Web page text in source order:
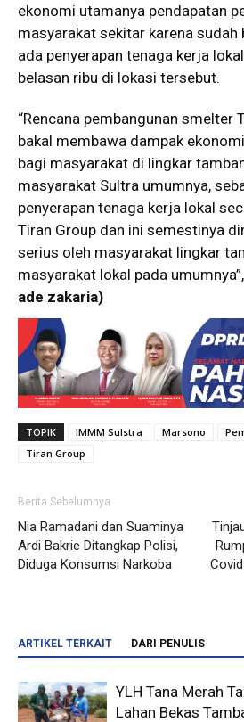
ekonomi utamanya pendapatan
masyarakat sekitar karena sudah
ada penyerapan tenaga kerja
belasan ribu di lokasi tersebut.
“Rencana pembangunan smelter
bakal membawa dampak
bagi masyarakat di lingkar
masyarakat Sultra umumnya,
penyerapan tenaga kerja lokal
Tiran Group dan ini semestinya
serius oleh masyarakat lingkar
masyarakat lokal pada
ade zakaria)
TOPIK IMMM Sulstra Marsono
Tiran Group
Berita Sebelumnya
Nia Ramadani dan Suaminya
Ardi Bakrie Ditangkap Polisi,
Diduga Konsumsi Narkoba
ARTIKEL TERKAIT DARI PENULIS
YLH Tana Merah
Lahan Bekas